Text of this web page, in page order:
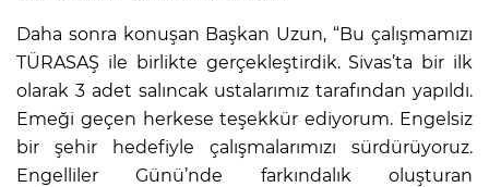
Daha sonra konuşan Başkan Uzun, “Bu çalışmamızı
TÜRASAŞ ile birlikte gerçekleştirdik. Sivas’ta bir ilk
olarak 3 adet salıncak ustalarımız tarafından yapıldı.
Emeği geçen herkese teşekkür ediyorum. Engelsiz
bir şehir hedefiyle çalışmalarımızı sürdürüyoruz.
Engelliler Günü’nde farkındalık oluşturan